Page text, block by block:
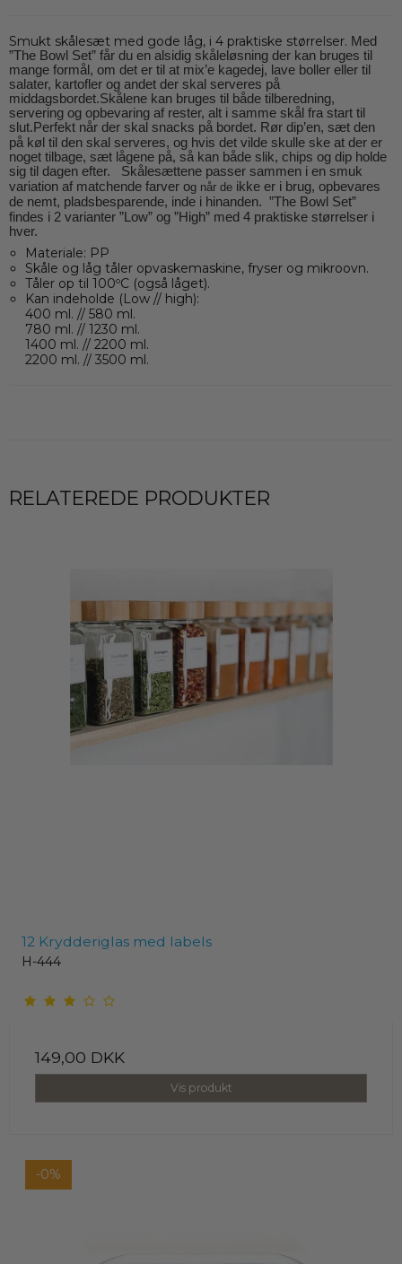
Smukt skålesæt med gode låg, i 4 praktiske størrelser. Med
”The Bowl Set” får du en alsidig skåleløsning der kan bruges til
mange formål, om det er til at mix’e kagedej, lave boller eller til
salater, kartofler og andet der skal serveres på
middagsbordet.Skålene kan bruges til både tilberedning,
servering og opbevaring af rester, alt i samme skål fra start til
slut.Perfekt når der skal snacks på bordet. Rør dip’en, sæt den
på køl til den skal serveres, og hvis det vilde skulle ske at der er
noget tilbage, sæt lågene på, så kan både slik, chips og dip holde
sig til dagen efter.
Skålesættene passer sammen i en smuk
variation af matchende farver og når de ikke er i brug, opbevares
de nemt, pladsbesparende, inde i hinanden. ”The Bowl Set”
findes i 2 varianter ”Low” og ”High” med 4 praktiske størrelser i
hver.
Materiale: PP
Skåle og låg tåler opvaskemaskine, fryser og mikroovn.
Tåler op til 100ºC (også låget).
Kan indeholde (Low // high):
400 ml. // 580 ml.
780 ml. // 1230 ml.
1400 ml. // 2200 ml.
2200 ml. // 3500 ml.
RELATEREDE PRODUKTER
12 Krydderiglas med labels
H-444
149,00 DKK
Vis produkt
-0%